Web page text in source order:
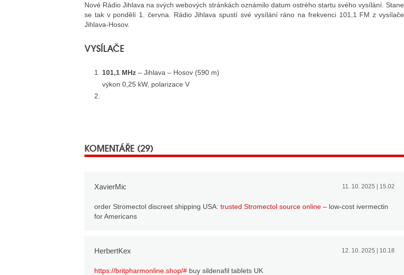
Nové Rádio Jihlava na svých webových stránkách oznámilo datum ostrého startu svého vysílání. Stane
se tak v pondělí 1. června. Rádio Jihlava spustí své vysílání ráno na frekvenci 101,1 FM z vysílače
Jihlava-Hosov.
VYSÍLAČE
101,1 MHz – Jihlava – Hosov (590 m)
výkon 0,25 kW, polarizace V
KOMENTÁŘE (29)
XavierMic 11. 10. 2025 | 15.02
order Stromectol discreet shipping USA: trusted Stromectol source online – low-cost ivermectin
for Americans
HerbertKex 12. 10. 2025 | 10.18
https://britpharmonline.shop/# buy sildenafil tablets UK